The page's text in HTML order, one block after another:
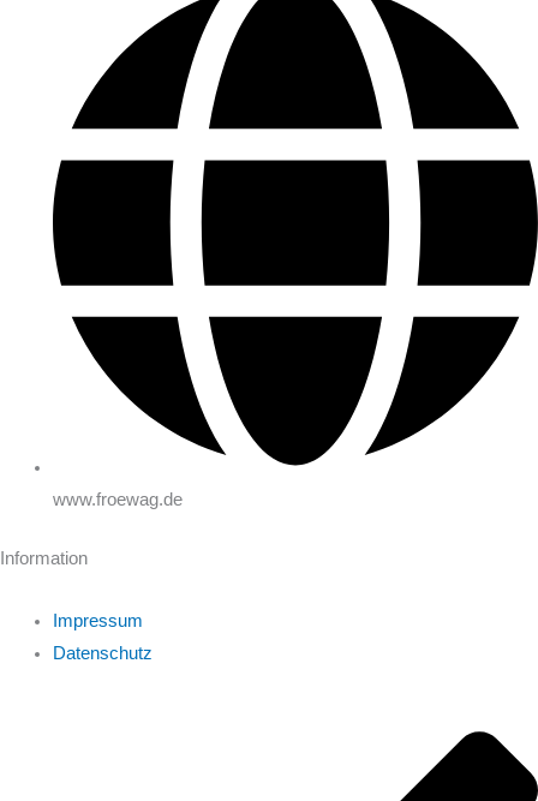
www.froewag.de
Information
Impressum
Datenschutz